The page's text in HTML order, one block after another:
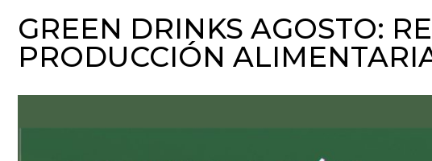
GREEN DRINKS AGOSTO:
PRODUCCIÓN